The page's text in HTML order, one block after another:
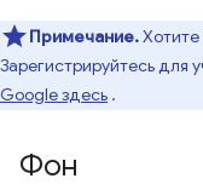
Примечание.Хотите
Зарегистрируйтесь для
Google здесь .
Фон